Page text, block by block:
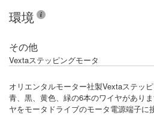
環境
その他
Vextaステッピングモータ
オリエンタルモーター社製Vextaステッ
青、黒、黄色、緑の6本のワイヤがあり
ヤをモータドライブのモータ電源端子に